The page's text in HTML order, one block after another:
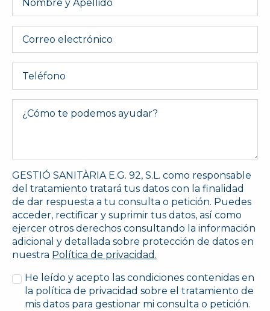
Email
Telefono
Message
GESTIÓ SANITÀRIA E.G. 92, S.L. como responsable
del tratamiento tratará tus datos con la finalidad
de dar respuesta a tu consulta o petición. Puedes
acceder, rectificar y suprimir tus datos, así como
ejercer otros derechos consultando la información
adicional y detallada sobre protección de datos en
nuestra Política de privacidad.
He leído y acepto las condiciones contenidas en
la política de privacidad sobre el tratamiento de
mis datos para gestionar mi consulta o petición.